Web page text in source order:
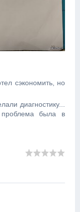
сэкономить, но
диагностику...
была в